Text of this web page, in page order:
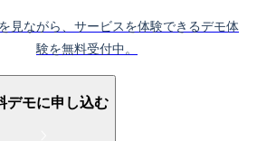
見ながら、サービスを体験できるデモ体
験を無料受付中。
デモに申し込む